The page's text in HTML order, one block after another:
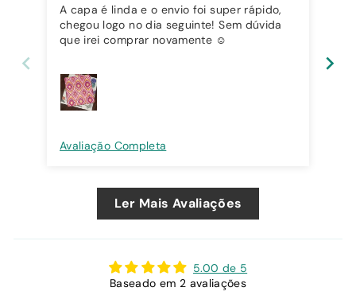
A capa é linda e o envio foi super rápido,
chegou logo no dia seguinte! Sem dúvida
que irei comprar novamente ☺️
Avaliação Completa
Ler Mais Avaliações
5.00 de 5
Baseado em 2 avaliações